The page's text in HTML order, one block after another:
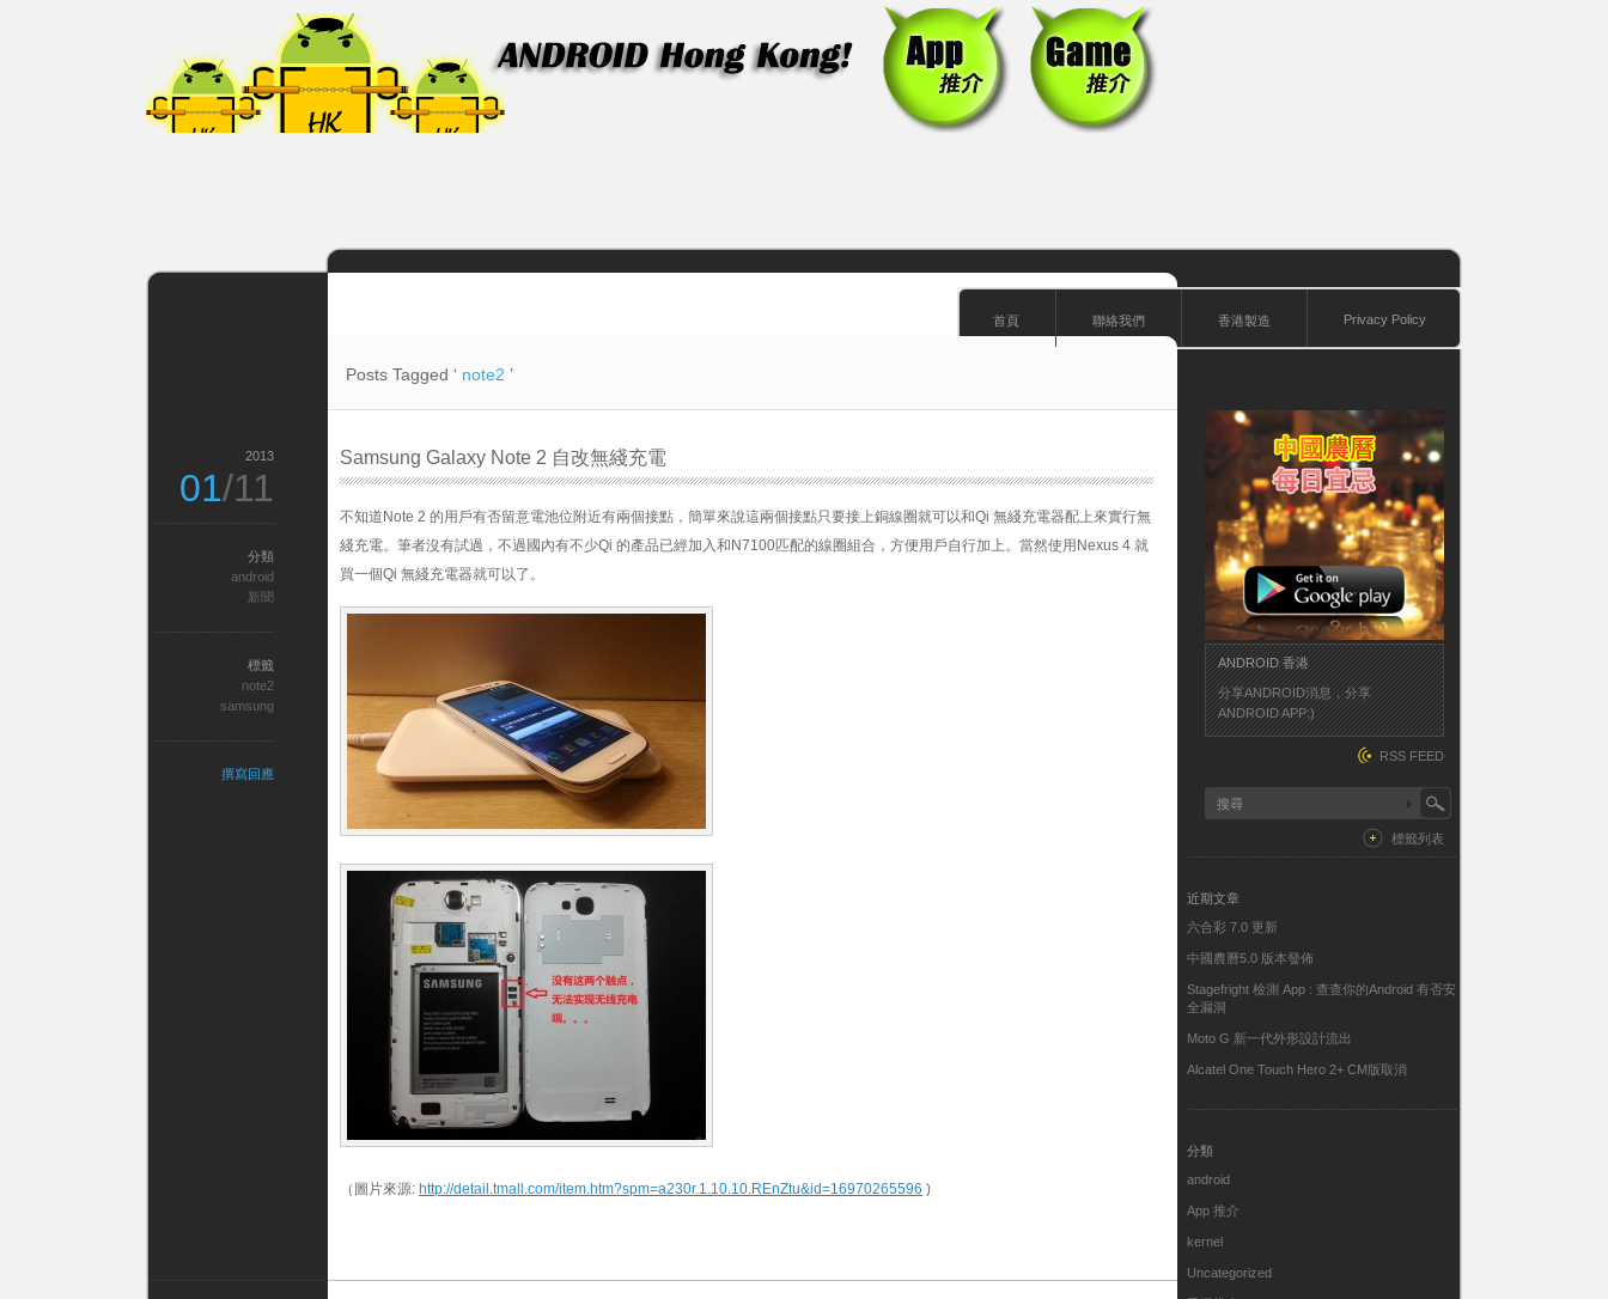
首頁 聯絡我們 香港製造 Privacy Policy
Posts Tagged ‘ note2 ’
Samsung Galaxy Note 2 自改無綫充電
不知道Note 2 的用戶有否留意電池位附近有兩個接點，簡單來說這兩個接點只要接上銅線圈就可以和Qi 無綫充電器配上來實行無
綫充電。筆者沒有試過，不過國內有不少Qi 的產品已經加入和N7100匹配的線圈組合，方便用戶自行加上。當然使用Nexus 4 就
買一個Qi 無綫充電器就可以了。
（圖片來源: http://detail.tmall.com/item.htm?spm=a230r.1.10.10.REnZtu&id=16970265596 )
2013
01/11
分類
android
新聞
標籤
note2
samsung
撰寫回應
ANDROID 香港
分享ANDROID消息，分享
ANDROID APP:)
RSS FEED
標籤列表
近期文章
六合彩 7.0 更新
中國農曆5.0 版本發佈
Stagefright 檢測 App : 查查你的Android 有否安
全漏洞
Moto G 新一代外形設計流出
Alcatel One Touch Hero 2+ CM版取消
分類
android
App 推介
kernel
Uncategorized